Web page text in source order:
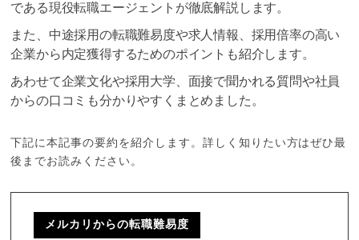
である現役転職エージェントが徹底解説します。
また、中途採用の転職難易度や求人情報、採用倍率の高い
企業から内定獲得するためのポイントも紹介します。
あわせて企業文化や採用大学、面接で聞かれる質問や社員
からの口コミも分かりやすくまとめました。
下記に本記事の要約を紹介します。詳しく知りたい方はぜひ最
後までお読みください。
メルカリからの転職難易度